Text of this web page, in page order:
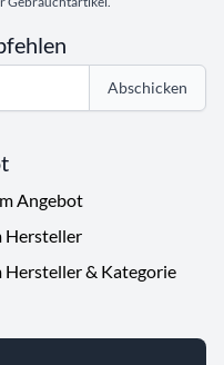
Abschicken
Angebot
Hersteller
Hersteller & Kategorie